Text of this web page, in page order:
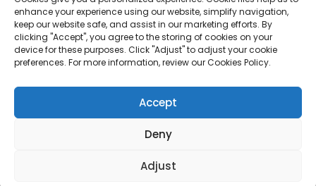
produits ou notre liste de prix, veuillez nous laisser
votre e-mail et nous vous contacterons dans les 24
heures.
ENQUÊTE
© Copyright - 2010-2024 : Tous droits réservés.
MEILLEUR BLOG
enhance your experience using our website, simplify navigation,
keep our website safe, and assist in our marketing efforts. By
clicking "Accept", you agree to the storing of cookies on your
device for these purposes. Click "Adjust" to adjust your cookie
preferences. For more information, review our Cookies Policy.
Accept
Deny
Adjust